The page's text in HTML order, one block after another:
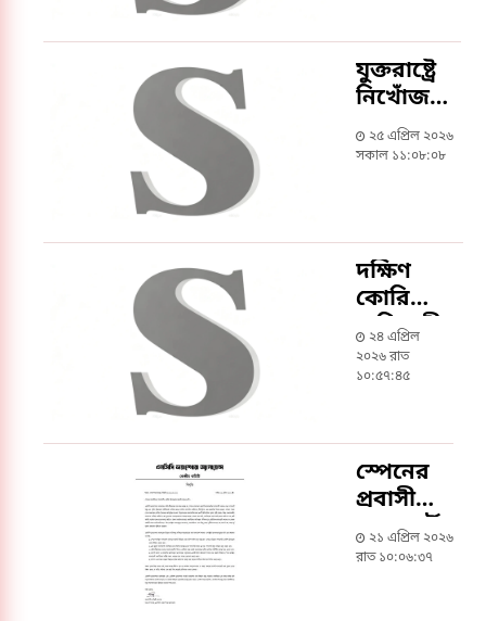
যুক্তরাষ্ট্রে
নিখোঁজ
দুজনের
মধ্যে এক
উদ্ধার
২৫ এপ্রিল ২০২৬
সকাল ১১:০৮:০৮
দক্ষিণ
কোরিয়ায়
অভিবাসী
শ্রমিক
নির্যাতন
২৪ এপ্রিল
২০২৬ রাত
১০:৫৭:৪৫
স্পেনের
প্রবাসীদের
পাসপোর্ট
ও পুলিশ
২১ এপ্রিল ২০২৬
রাত ১০:০৬:৩৭